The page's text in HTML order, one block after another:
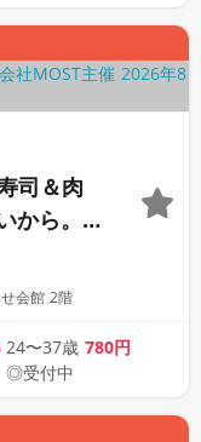
司＆肉
ら。
会館 2階
24〜37歳 780円
◎受付中